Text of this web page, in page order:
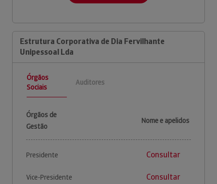
Estrutura Corporativa de Dia Fervilhante
Unipessoal Lda
Órgãos
Sociais
Auditores
Órgãos de
Gestão
Nome e apelidos
Presidente Consultar
Vice-Presidente Consultar